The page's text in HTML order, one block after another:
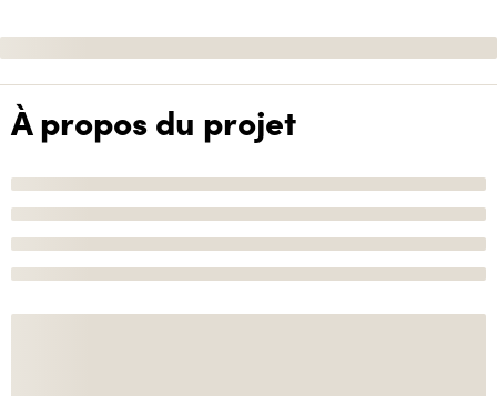
À propos du projet